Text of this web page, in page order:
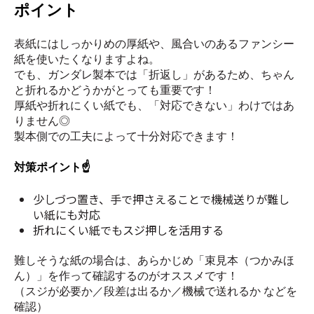
ポイント
表紙にはしっかりめの厚紙や、風合いのあるファンシー
紙を使いたくなりますよね。
でも、ガンダレ製本では「折返し」があるため、ちゃん
と折れるかどうかがとっても重要です！
厚紙や折れにくい紙でも、「対応できない」わけではあ
りません◎
製本側での工夫によって十分対応できます！
対策ポイント☝️
少しづつ置き、手で押さえることで機械送りが難し
い紙にも対応
折れにくい紙でもスジ押しを活用する
難しそうな紙の場合は、あらかじめ「束見本（つかみほ
ん）」を作って確認するのがオススメです！
（スジが必要か／段差は出るか／機械で送れるか などを
確認）